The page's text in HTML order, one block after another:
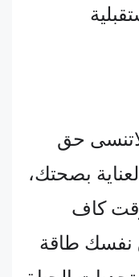
حق
بصحتك،
كاف
نفسك طاقة